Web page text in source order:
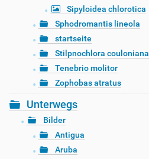
Sipyloidea chlorotica
Sphodromantis lineola
startseite
Stilpnochlora couloniana
Tenebrio molitor
Zophobas atratus
Unterwegs
Bilder
Antigua
Aruba